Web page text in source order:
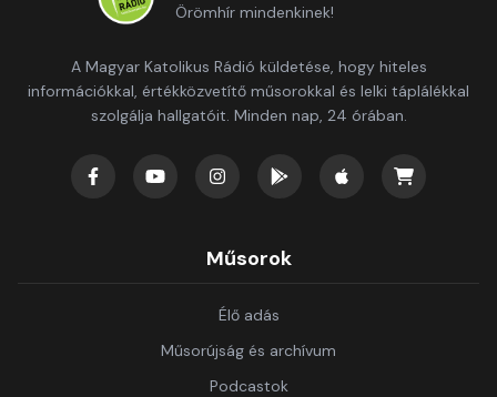
Örömhír mindenkinek!
A Magyar Katolikus Rádió küldetése, hogy hiteles
információkkal, értékközvetítő műsorokkal és lelki táplálékkal
szolgálja hallgatóit. Minden nap, 24 órában.
Műsorok
Élő adás
Műsorújság és archívum
Podcastok